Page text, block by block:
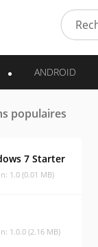
ANDROID
populaires
7 Starter
1.0 (0.01 MB)
1.0.0 (2.16 MB)